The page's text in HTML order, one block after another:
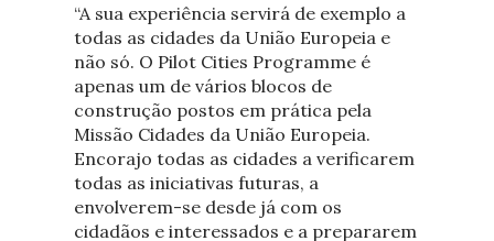
“A sua experiência servirá de exemplo a
todas as cidades da União Europeia e
não só. O Pilot Cities Programme é
apenas um de vários blocos de
construção postos em prática pela
Missão Cidades da União Europeia.
Encorajo todas as cidades a verificarem
todas as iniciativas futuras, a
envolverem-se desde já com os
cidadãos e interessados e a prepararem